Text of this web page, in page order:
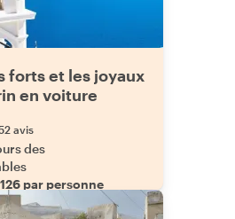
forts et les joyaux
en voiture
avis
des
par personne